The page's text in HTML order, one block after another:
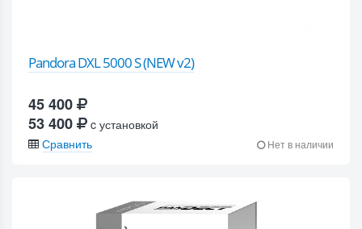
Pandora DXL 5000 S (NEW v2)
45 400
53 400
c установкой
Сравнить
Нет в наличии